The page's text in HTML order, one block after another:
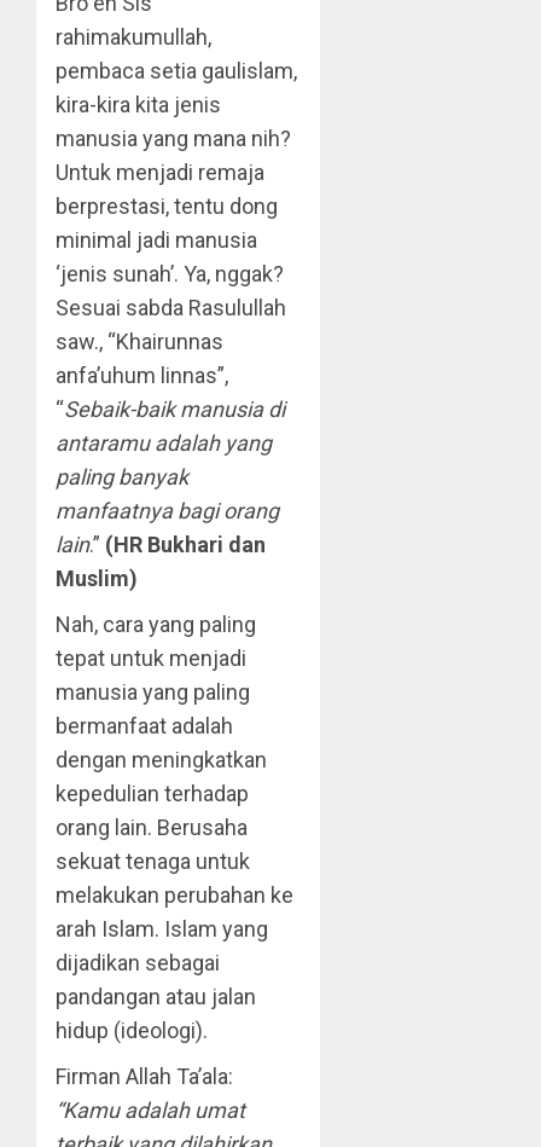
rahimakumullah,
pembaca setia gaulislam,
kira-kira kita jenis
manusia yang mana nih?
Untuk menjadi remaja
berprestasi, tentu dong
minimal jadi manusia
‘jenis sunah’. Ya, nggak?
Sesuai sabda Rasulullah
saw., “Khairunnas
anfa’uhum linnas”,
“Sebaik-baik manusia di
antaramu adalah yang
paling banyak
manfaatnya bagi orang
lain.” (HR Bukhari dan
Muslim)
Nah, cara yang paling
tepat untuk menjadi
manusia yang paling
bermanfaat adalah
dengan meningkatkan
kepedulian terhadap
orang lain. Berusaha
sekuat tenaga untuk
melakukan perubahan ke
arah Islam. Islam yang
dijadikan sebagai
pandangan atau jalan
hidup (ideologi).
Firman Allah Ta’ala:
“Kamu adalah umat